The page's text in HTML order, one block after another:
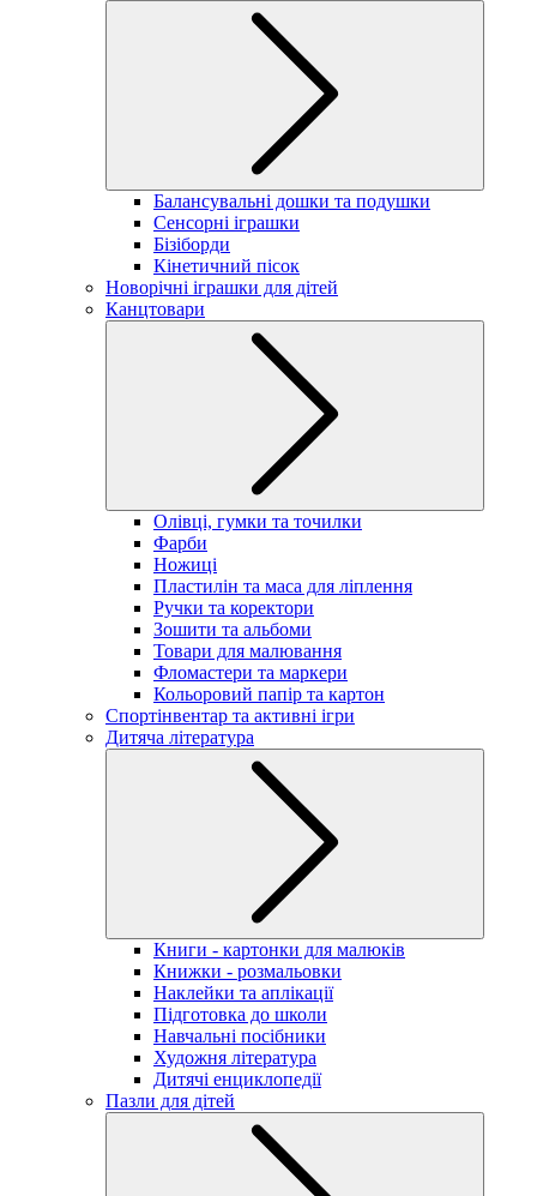
Балансувальні дошки та подушки
Сенсорні іграшки
Бізіборди
Кінетичний пісок
Новорічні іграшки для дітей
Канцтовари
Олівці, гумки та точилки
Фарби
Ножиці
Пластилін та маса для ліплення
Ручки та коректори
Зошити та альбоми
Товари для малювання
Фломастери та маркери
Кольоровий папір та картон
Спортінвентар та активні ігри
Дитяча література
Книги - картонки для малюків
Книжки - розмальовки
Наклейки та аплікації
Підготовка до школи
Навчальні посібники
Художня література
Дитячі енциклопедії
Пазли для дітей